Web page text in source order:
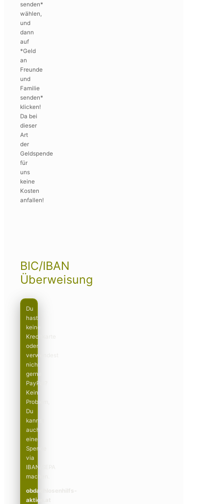
senden*
wählen,
und
dann
auf
*Geld
an
Freunde
und
Familie
senden*
klicken!
Da bei
dieser
Art
der
Geldspende
für
uns
keine
Kosten
anfallen!
BIC/IBAN
Überweisung
Du
hast
keine
Kreditkarte
oder
verwendest
nicht
gerne
PayPal?
Kein
Problem,
Du
kannst
auch
eine
Spende
via
IBAN/SEPA
machen.
obdachlosenhilfs­­
aktion.at